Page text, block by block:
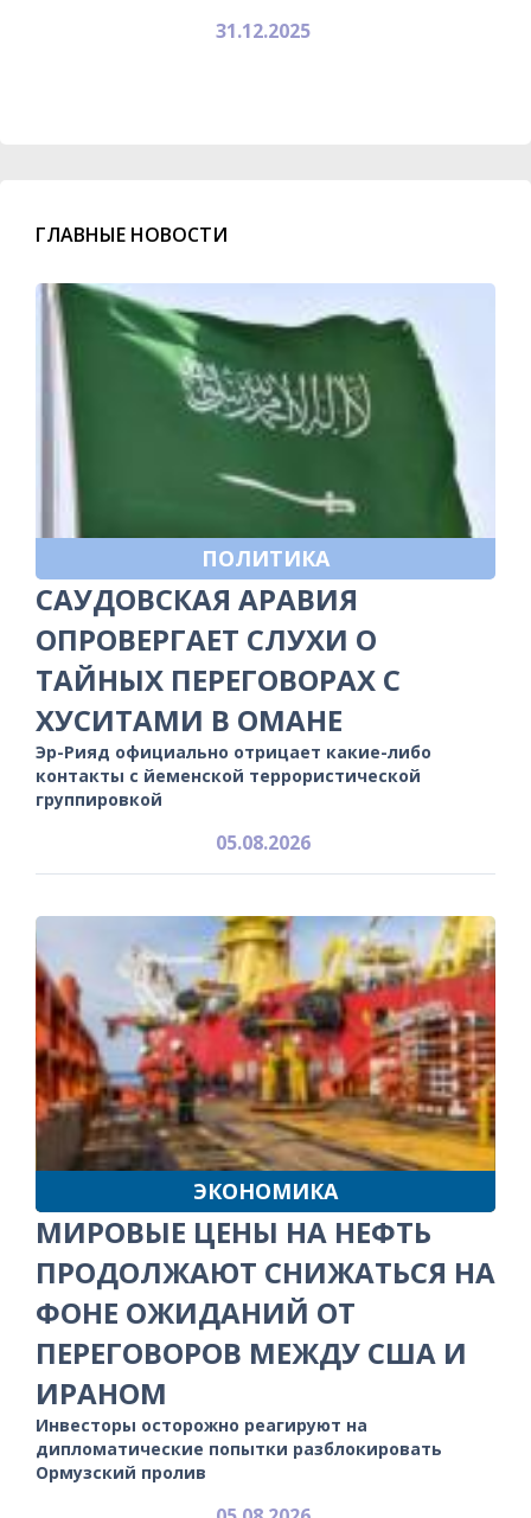
31.12.2025
ГЛАВНЫЕ НОВОСТИ
ПОЛИТИКА
САУДОВСКАЯ АРАВИЯ
ОПРОВЕРГАЕТ СЛУХИ О
ТАЙНЫХ ПЕРЕГОВОРАХ С
ХУСИТАМИ В ОМАНЕ
Эр-Рияд официально отрицает какие-либо
контакты с йеменской террористической
группировкой
05.08.2026
ЭКОНОМИКА
МИРОВЫЕ ЦЕНЫ НА НЕФТЬ
ПРОДОЛЖАЮТ СНИЖАТЬСЯ НА
ФОНЕ ОЖИДАНИЙ ОТ
ПЕРЕГОВОРОВ МЕЖДУ США И
ИРАНОМ
Инвесторы осторожно реагируют на
дипломатические попытки разблокировать
Ормузский пролив